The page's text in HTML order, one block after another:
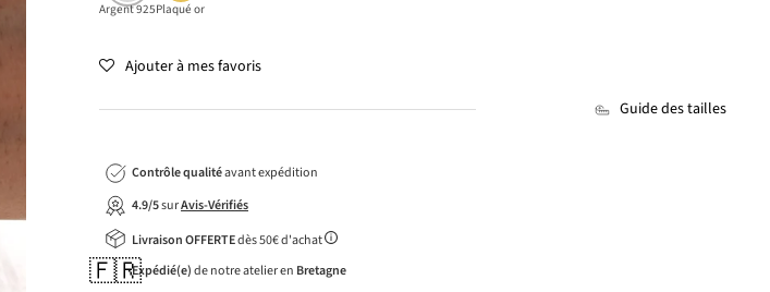
Argent 925Plaqué or
Ajouter à mes favoris
Guide des tailles
Contrôle qualitéavant expédition
4.9/5surAvis-Vérifiés
Livraison OFFERTEdès 50€ d'achat
🇫🇷Expédié(e)de notre atelier en Bretagne